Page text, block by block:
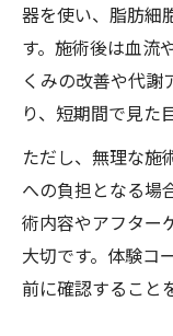
リンパマッ
リンパ
パトラ
由
むくみ
サエラ
リンパ
最新トレン
器を使い、脂肪細
す。施術後は血流
くみの改善や代謝
り、短期間で見た
ただし、無理な施
への負担となる場
術内容やアフター
大切です。体験コ
前に確認すること